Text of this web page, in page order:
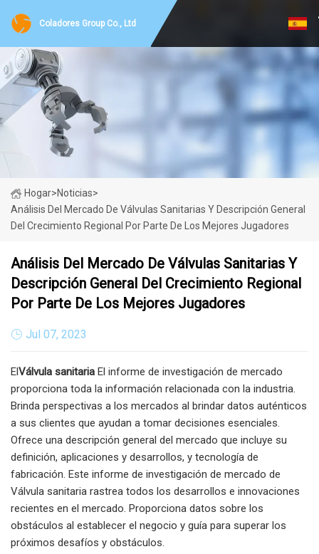
Coladores Group Co., Ltd
Hogar>Noticias>
Análisis Del Mercado De Válvulas Sanitarias Y Descripción General
Del Crecimiento Regional Por Parte De Los Mejores Jugadores
Análisis Del Mercado De Válvulas Sanitarias Y
Descripción General Del Crecimiento Regional
Por Parte De Los Mejores Jugadores
Jul 07, 2023
ElVálvula sanitaria El informe de investigación de mercado
proporciona toda la información relacionada con la industria.
Brinda perspectivas a los mercados al brindar datos auténticos
a sus clientes que ayudan a tomar decisiones esenciales.
Ofrece una descripción general del mercado que incluye su
definición, aplicaciones y desarrollos, y tecnología de
fabricación. Este informe de investigación de mercado de
Válvula sanitaria rastrea todos los desarrollos e innovaciones
recientes en el mercado. Proporciona datos sobre los
obstáculos al establecer el negocio y guía para superar los
próximos desafíos y obstáculos.